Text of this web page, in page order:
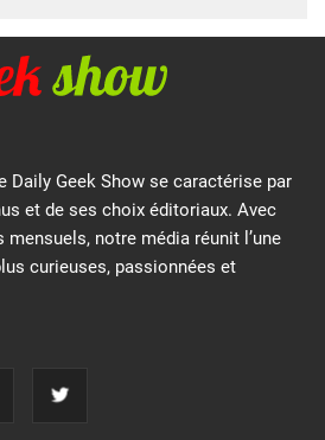
Daily Geek Show se caractérise par
et de ses choix éditoriaux. Avec
notre média réunit l’une
curieuses, passionnées et